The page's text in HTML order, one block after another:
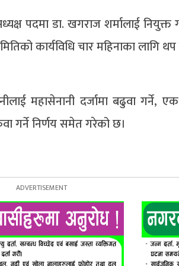
पदमा डा. खगराज शर्मालाई नियुक्त
कार्यविधि चार महिनाका लागि
महासेनानी दर्जामा बढुवा गर्ने,
गर्ने निर्णय समेत गरेको छ।